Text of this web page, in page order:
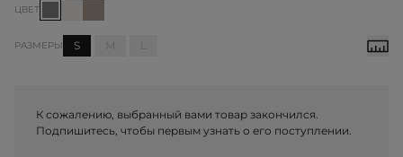
ЦВЕТ
РАЗМЕРЫ S M
К сожалению, выбранный вами товар закончился.
Подпишитесь, чтобы первым узнать о его поступлении.